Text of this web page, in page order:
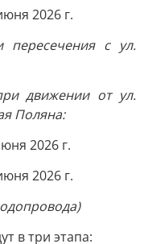
2026 г.
пересечения с ул.
движении от ул.
Поляна:
2026 г.
2026 г.
в три этапа: